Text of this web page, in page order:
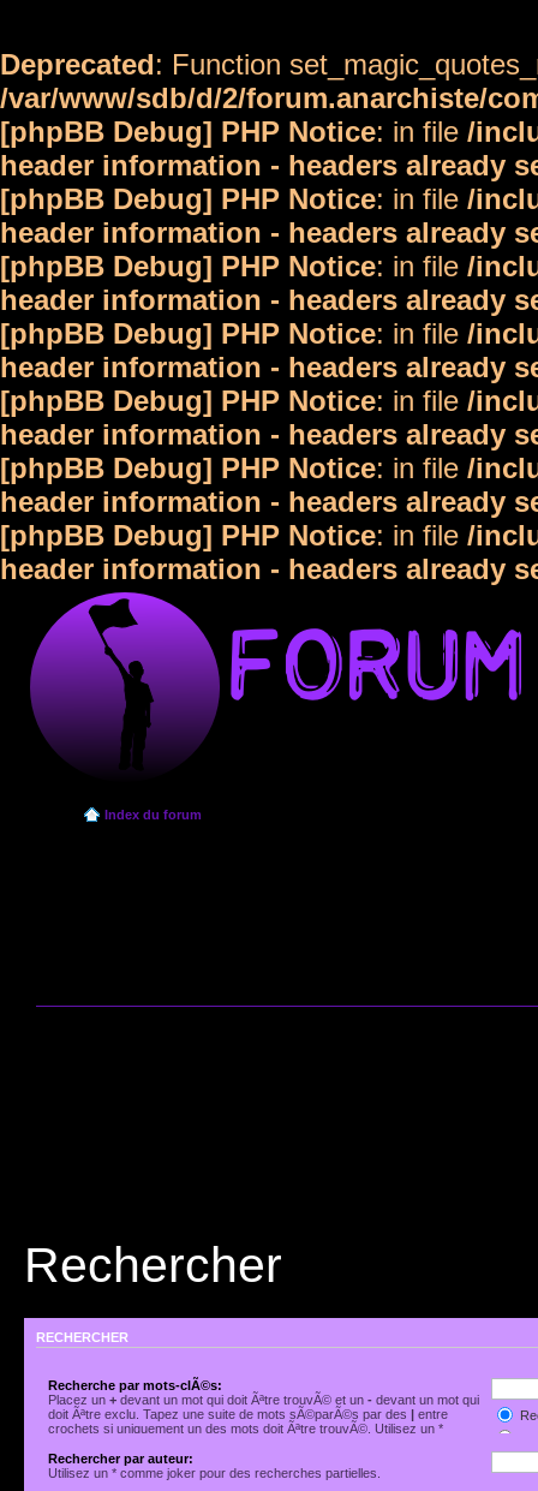
Deprecated: Function
/var/www/sdb/d/2/forum.anarchiste/
[phpBB Debug] PHP Notice: in file /
header information - headers already
[phpBB Debug] PHP Notice: in file /
header information - headers already
[phpBB Debug] PHP Notice: in file /
header information - headers already
[phpBB Debug] PHP Notice: in file /
header information - headers already
[phpBB Debug] PHP Notice: in file /
header information - headers already
[phpBB Debug] PHP Notice: in file /
header information - headers already
[phpBB Debug] PHP Notice: in file /
header information - headers already
Index du forum
Rechercher
RECHERCHER
Recherche par mots-clÃ©s:
Placez un+ devant un mot qui doit Ãªtre trouvÃ© et un- devant un mot qui
doit Ãªtre exclu. Tapez une suite de mots sÃ©parÃ©s par des| entre
crochets si uniquement un des mots doit Ãªtre trouvÃ©. Utilisez un *
Rechercher par auteur:
Utilisez un * comme joker pour des recherches partielles.